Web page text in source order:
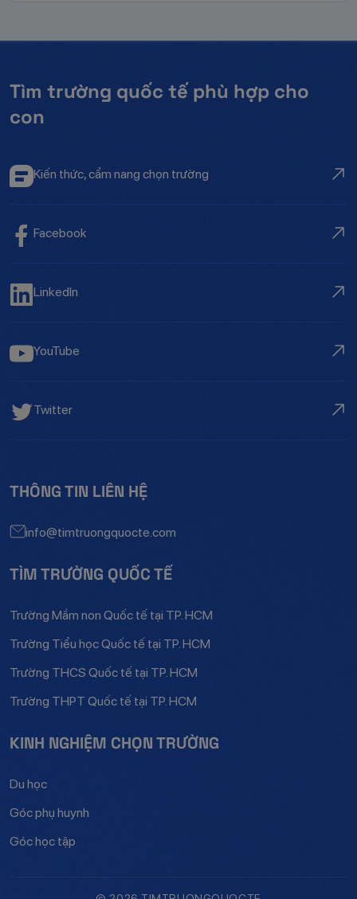
Tìm trường quốc tế phù hợp cho
con
Kiến thức, cẩm nang chọn trường
Facebook
LinkedIn
YouTube
Twitter
THÔNG TIN LIÊN HỆ
info@timtruongquocte.com
TÌM TRƯỜNG QUỐC TẾ
Trường Mầm non Quốc tế tại TP. HCM
Trường Tiểu học Quốc tế tại TP. HCM
Trường THCS Quốc tế tại TP. HCM
Trường THPT Quốc tế tại TP. HCM
KINH NGHIỆM CHỌN TRƯỜNG
Du học
Góc phụ huynh
Góc học tập